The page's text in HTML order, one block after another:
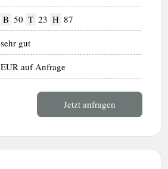
B 50 T 23 H 87
sehr gut
EUR auf Anfrage
Jetzt anfragen